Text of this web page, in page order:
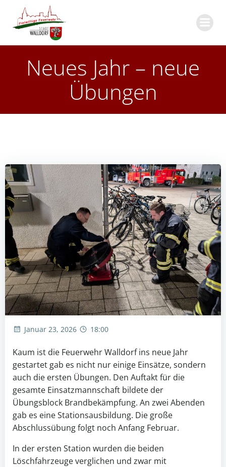
Neues Jahr – neue
Übungen
Januar 23, 2026 18:00
Kaum ist die Feuerwehr Walldorf ins neue Jahr
gestartet gab es nicht nur einige Einsätze, sondern
auch die ersten Übungen. Den Auftakt für die
gesamte Einsatzmannschaft bildete der
Übungsblock Brandbekämpfung. An zwei Abenden
gab es eine Stationsausbildung. Die große
Abschlussübung folgt noch Anfang Februar.
In der ersten Station wurden die beiden
Löschfahrzeuge verglichen und zwar mit